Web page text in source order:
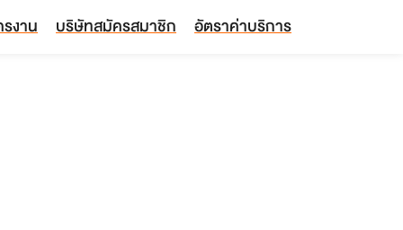
งาน บริษัทสมัครสมาชิก อัตราค่าบริการ